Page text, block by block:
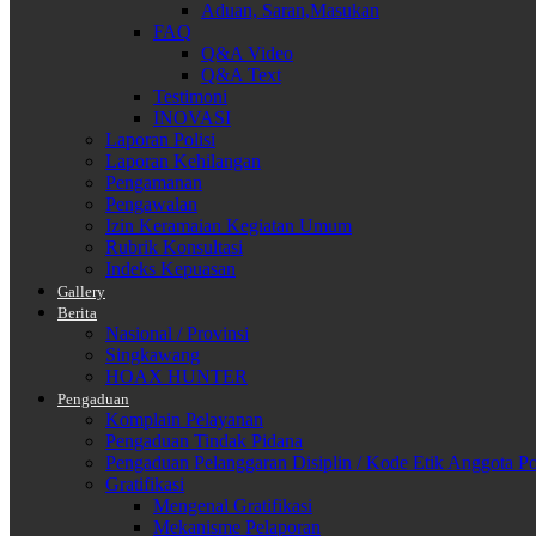
Aduan, Saran,Masukan
FAQ
Q&A Video
Q&A Text
Testimoni
INOVASI
Laporan Polisi
Laporan Kehilangan
Pengamanan
Pengawalan
Izin Keramaian Kegiatan Umum
Rubrik Konsultasi
Indeks Kepuasan
Gallery
Berita
Nasional / Provinsi
Singkawang
HOAX HUNTER
Pengaduan
Komplain Pelayanan
Pengaduan Tindak Pidana
Pengaduan Pelanggaran Disiplin / Kode Etik Anggota
Gratifikasi
Mengenal Gratifikasi
Mekanisme Pelaporan